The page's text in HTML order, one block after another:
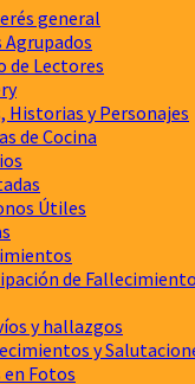
general
Agrupados
de Lectores
Historias y Personajes
de Cocina
Útiles
de
y hallazgos
y
en Fotos